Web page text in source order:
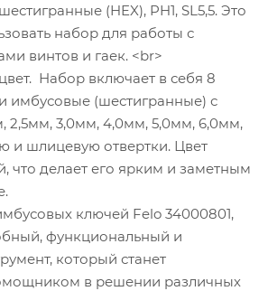
(HEX), PH1, SL5,5. Это
набор для работы с
винтов и гаек. <br>
Набор включает в себя 8
имбусовые (шестигранные) с
2,5мм, 3,0мм, 4,0мм, 5,0мм, 6,0мм,
и шлицевую отвертки. Цвет
что делает его ярким и заметным
ключей Felo 34000801,
функциональный и
который станет
в решении различных